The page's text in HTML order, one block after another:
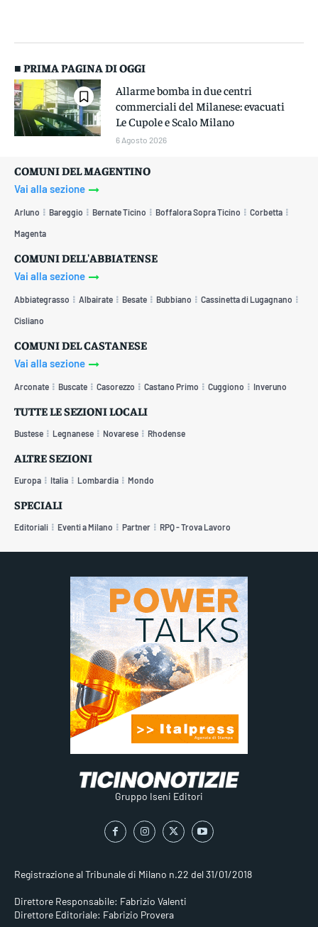
■ PRIMA PAGINA DI OGGI
Allarme bomba in due centri
commerciali del Milanese: evacuati
Le Cupole e Scalo Milano
6 Agosto 2026
COMUNI DEL MAGENTINO
Vai alla sezione
Arluno Bareggio Bernate Ticino Boffalora Sopra Ticino Corbetta
Magenta
COMUNI DELL'ABBIATENSE
Vai alla sezione
Abbiategrasso Albairate Besate Bubbiano Cassinetta di Lugagnano
Cisliano
COMUNI DEL CASTANESE
Vai alla sezione
Arconate Buscate Casorezzo Castano Primo Cuggiono Inveruno
TUTTE LE SEZIONI LOCALI
Bustese Legnanese Novarese Rhodense
ALTRE SEZIONI
Europa Italia Lombardia Mondo
SPECIALI
Editoriali Eventi a Milano Partner RPQ - Trova Lavoro
Gruppo Iseni Editori
Registrazione al Tribunale di Milano n.22 del 31/01/2018
Direttore Responsabile: Fabrizio Valenti
Direttore Editoriale: Fabrizio Provera